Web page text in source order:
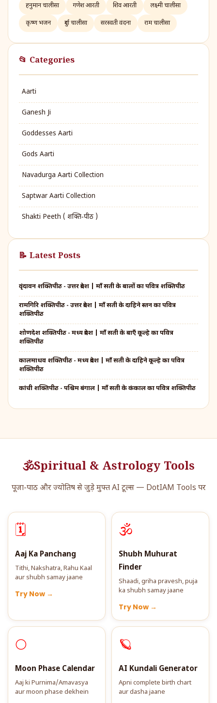
हनुमान चालीसा गणेश आरती शिव आरती लक्ष्मी चालीसा
कृष्ण भजन दुर्गा चालीसा सरस्वती वंदना राम चालीसा
📂 Categories
Aarti
Ganesh Ji
Goddesses Aarti
Gods Aarti
Navadurga Aarti Collection
Saptwar Aarti Collection
Shakti Peeth ( शक्ति‑पीठ )
📝 Latest Posts
वृंदावन शक्तिपीठ - उत्तर प्रदेश | माँ सती के बालों का पवित्र शक्तिपीठ
रामगिरि शक्तिपीठ - उत्तर प्रदेश | माँ सती के दाहिने स्तन का पवित्र
शक्तिपीठ
शोणदेश शक्तिपीठ - मध्य प्रदेश | माँ सती के बाएँ कूल्हे का पवित्र
शक्तिपीठ
कालमाधव शक्तिपीठ - मध्य प्रदेश | माँ सती के दाहिने कूल्हे का पवित्र
शक्तिपीठ
कांची शक्तिपीठ - पश्चिम बंगाल | माँ सती के कंकाल का पवित्र शक्तिपीठ
🕉️Spiritual & Astrology Tools
पूजा-पाठ और ज्योतिष से जुड़े मुफ्त AI टूल्स — DotIAM Tools पर
🗓️
Aaj Ka Panchang
Tithi, Nakshatra, Rahu Kaal
aur shubh samay jaane
Try Now →
🕉️
Shubh Muhurat
Finder
Shaadi, griha pravesh, puja
ka shubh samay jaane
Try Now →
🌕
Moon Phase Calendar
Aaj ki Purnima/Amavasya
aur moon phase dekhein
🪐
AI Kundali Generator
Apni complete birth chart
aur dasha jaane